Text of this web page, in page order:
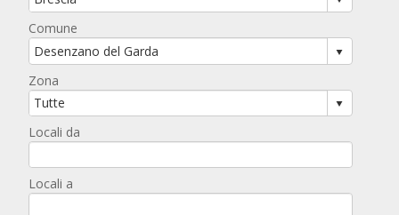
Comune
Zona
Locali da
Locali a